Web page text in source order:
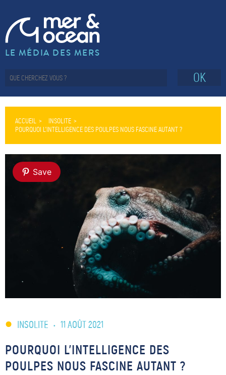
LE MÉDIA DES MERS
OK
ACCUEIL
INSOLITE
POURQUOI L’INTELLIGENCE DES POULPES NOUS FASCINE AUTANT ?
Save
INSOLITE • 11 AOÛT 2021
POURQUOI L’INTELLIGENCE DES
POULPES NOUS FASCINE AUTANT ?